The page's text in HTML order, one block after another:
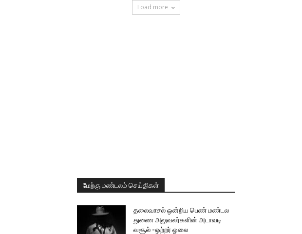
Load more
மேற்கு மண்டலம் செய்திகள்
தலைவாசல் ஒன்றிய பெண் மண்டல
துணை அலுவலர்களின் அடாவடி
வசூல் -ஒற்றர் ஓலை